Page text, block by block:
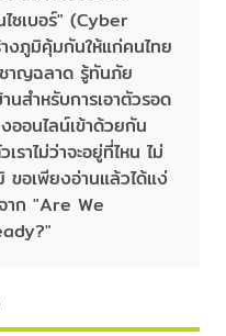
ซเบอร์" (Cyber
ภูมิคุ้มกันให้แก่คนไทย
าญฉลาด รู้ทันภัย
นสำหรับการเอาตัวรอด
ออนไลน์เข้าด้วยกัน
ราไม่ว่าจะอยู่ที่ไหน ไม่
อเพียงอ่านแล้วได้แง่
ก "Are We